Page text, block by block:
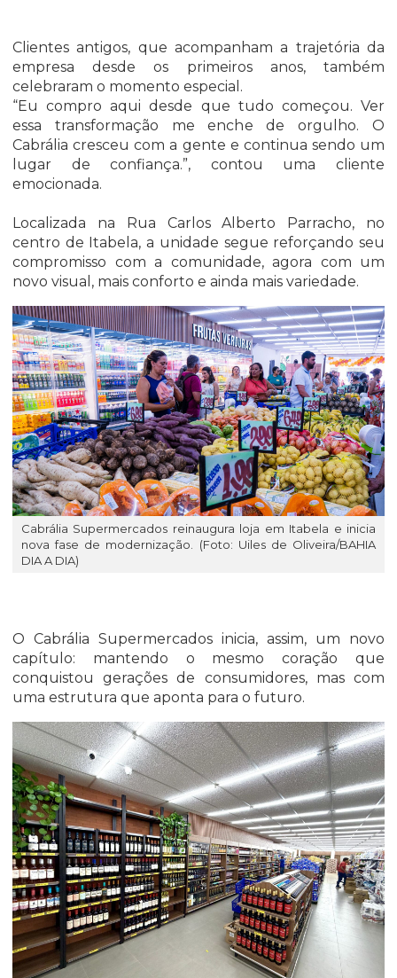
Clientes antigos, que acompanham a trajetória da
empresa desde os primeiros anos, também
celebraram o momento especial.
“Eu compro aqui desde que tudo começou. Ver
essa transformação me enche de orgulho. O
Cabrália cresceu com a gente e continua sendo um
lugar de confiança.”, contou uma cliente
emocionada.
Localizada na Rua Carlos Alberto Parracho, no
centro de Itabela, a unidade segue reforçando seu
compromisso com a comunidade, agora com um
novo visual, mais conforto e ainda mais variedade.
Cabrália Supermercados reinaugura loja em Itabela e inicia
nova fase de modernização. (Foto: Uiles de Oliveira/BAHIA
DIA A DIA)
O Cabrália Supermercados inicia, assim, um novo
capítulo: mantendo o mesmo coração que
conquistou gerações de consumidores, mas com
uma estrutura que aponta para o futuro.